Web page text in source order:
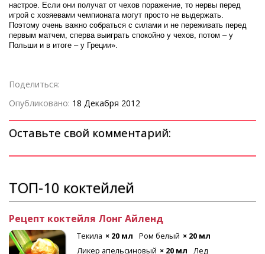
настрое. Если они получат от чехов поражение, то нервы перед
игрой с хозяевами чемпионата могут просто не выдержать.
Поэтому очень важно собраться с силами и не переживать перед
первым матчем, сперва выиграть спокойно у чехов, потом – у
Польши и в итоге – у Греции».
Поделиться:
Опубликовано: 18 Декабря 2012
Оставьте свой комментарий:
ТОП-10 коктейлей
Рецепт коктейля Лонг Айленд
Текила × 20 мл Ром белый × 20 мл
Ликер апельсиновый × 20 мл
Лед